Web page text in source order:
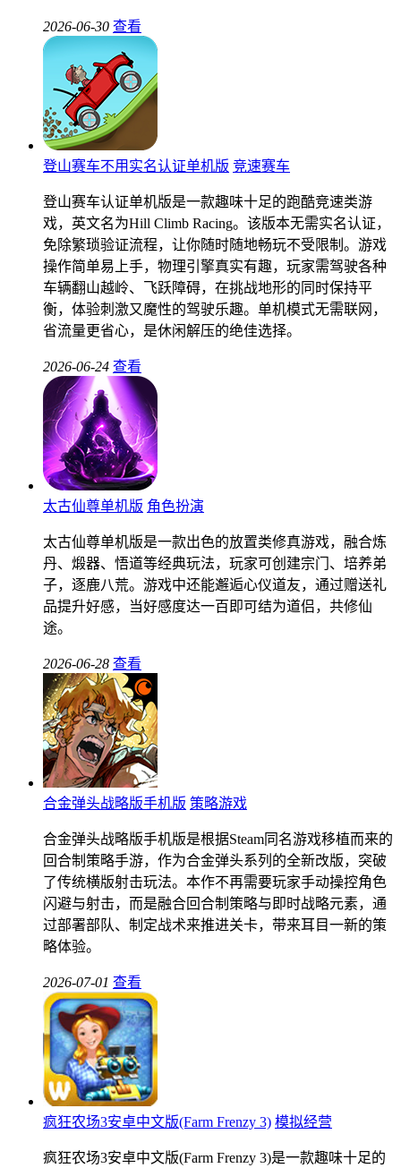
2026-06-30 查看
登山赛车不用实名认证单机版 竞速赛车
登山赛车认证单机版是一款趣味十足的跑酷竞速类游
戏，英文名为Hill Climb Racing。该版本无需实名认证，
免除繁琐验证流程，让你随时随地畅玩不受限制。游戏
操作简单易上手，物理引擎真实有趣，玩家需驾驶各种
车辆翻山越岭、飞跃障碍，在挑战地形的同时保持平
衡，体验刺激又魔性的驾驶乐趣。单机模式无需联网，
省流量更省心，是休闲解压的绝佳选择。
2026-06-24 查看
太古仙尊单机版 角色扮演
太古仙尊单机版是一款出色的放置类修真游戏，融合炼
丹、煅器、悟道等经典玩法，玩家可创建宗门、培养弟
子，逐鹿八荒。游戏中还能邂逅心仪道友，通过赠送礼
品提升好感，当好感度达一百即可结为道侣，共修仙
途。
2026-06-28 查看
合金弹头战略版手机版 策略游戏
合金弹头战略版手机版是根据Steam同名游戏移植而来的
回合制策略手游，作为合金弹头系列的全新改版，突破
了传统横版射击玩法。本作不再需要玩家手动操控角色
闪避与射击，而是融合回合制策略与即时战略元素，通
过部署部队、制定战术来推进关卡，带来耳目一新的策
略体验。
2026-07-01 查看
疯狂农场3安卓中文版(Farm Frenzy 3) 模拟经营
疯狂农场3安卓中文版(Farm Frenzy 3)是一款趣味十足的